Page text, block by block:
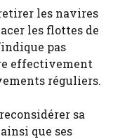
les navires
les flottes de
pas
effectivement
réguliers.
sa
que ses